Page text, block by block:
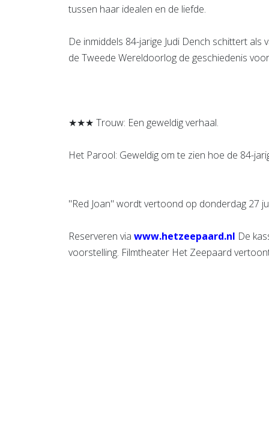
tussen haar idealen en de liefde.
De inmiddels 84-jarige Judi Dench schittert
de Tweede Wereldoorlog de geschiedenis
★★★ Trouw: Een geweldig verhaal.
Het Parool: Geweldig om te zien hoe de 84-
"Red Joan" wordt vertoond op donderdag 27
Reserveren via www.hetzeepaard.nl De
voorstelling. Filmtheater Het Zeepaard